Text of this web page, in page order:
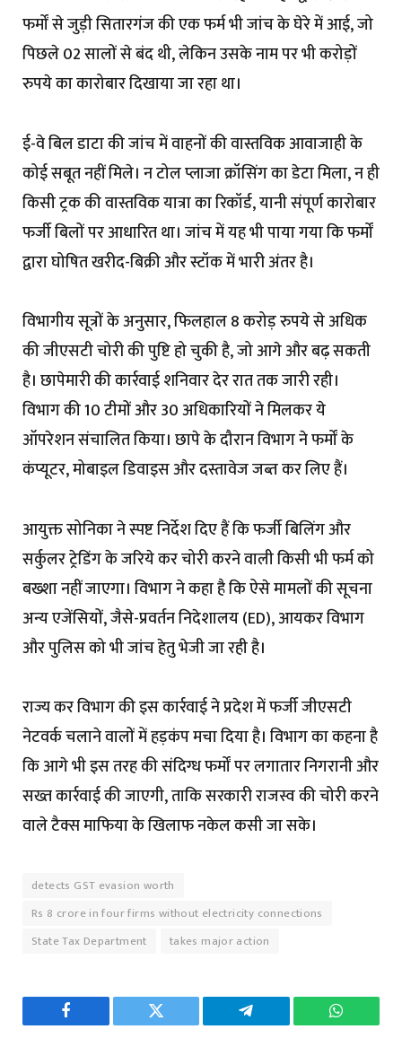
फर्मों से जुड़ी सितारगंज की एक फर्म भी जांच के घेरे में आई, जो
पिछले 02 सालों से बंद थी, लेकिन उसके नाम पर भी करोड़ों
रुपये का कारोबार दिखाया जा रहा था।
ई-वे बिल डाटा की जांच में वाहनों की वास्तविक आवाजाही के
कोई सबूत नहीं मिले। न टोल प्लाजा क्रॉसिंग का डेटा मिला, न ही
किसी ट्रक की वास्तविक यात्रा का रिकॉर्ड, यानी संपूर्ण कारोबार
फर्जी बिलों पर आधारित था। जांच में यह भी पाया गया कि फर्मों
द्वारा घोषित खरीद-बिक्री और स्टॉक में भारी अंतर है।
विभागीय सूत्रों के अनुसार, फिलहाल 8 करोड़ रुपये से अधिक
की जीएसटी चोरी की पुष्टि हो चुकी है, जो आगे और बढ़ सकती
है। छापेमारी की कार्रवाई शनिवार देर रात तक जारी रही।
विभाग की 10 टीमों और 30 अधिकारियों ने मिलकर ये
ऑपरेशन संचालित किया। छापे के दौरान विभाग ने फर्मों के
कंप्यूटर, मोबाइल डिवाइस और दस्तावेज जब्त कर लिए हैं।
आयुक्त सोनिका ने स्पष्ट निर्देश दिए हैं कि फर्जी बिलिंग और
सर्कुलर ट्रेडिंग के जरिये कर चोरी करने वाली किसी भी फर्म को
बख्शा नहीं जाएगा। विभाग ने कहा है कि ऐसे मामलों की सूचना
अन्य एजेंसियों, जैसे-प्रवर्तन निदेशालय (ED), आयकर विभाग
और पुलिस को भी जांच हेतु भेजी जा रही है।
राज्य कर विभाग की इस कार्रवाई ने प्रदेश में फर्जी जीएसटी
नेटवर्क चलाने वालों में हड़कंप मचा दिया है। विभाग का कहना है
कि आगे भी इस तरह की संदिग्ध फर्मों पर लगातार निगरानी और
सख्त कार्रवाई की जाएगी, ताकि सरकारी राजस्व की चोरी करने
वाले टैक्स माफिया के खिलाफ नकेल कसी जा सके।
detects GST evasion worth
Rs 8 crore in four firms without electricity connections
State Tax Department
takes major action
Facebook Twitter Telegram